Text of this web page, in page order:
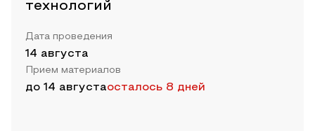
технологий
Дата проведения
14 августа
Прием материалов
до 14 августаосталось 8 дней